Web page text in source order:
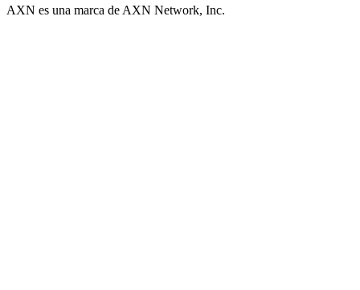
AXN es una marca de AXN Network, Inc.